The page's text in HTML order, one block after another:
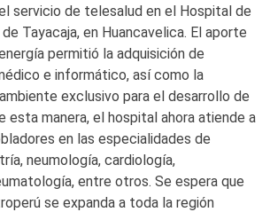
servicio de telesalud en el Hospital de
Tayacaja, en Huancavelica. El aporte
permitió la adquisición de
e informático, así como la
exclusivo para el desarrollo de
esta manera, el hospital ahora atiende a
en las especialidades de
neumología, cardiología,
entre otros. Se espera que
se expanda a toda la región